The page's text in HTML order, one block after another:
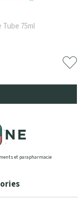
75ml
et parapharmacie